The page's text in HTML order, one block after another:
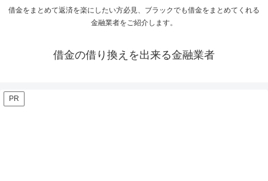
借金をまとめて返済を楽にしたい方必見、ブラックでも借金をまとめてくれる
金融業者をご紹介します。
借金の借り換えを出来る金融業者
PR